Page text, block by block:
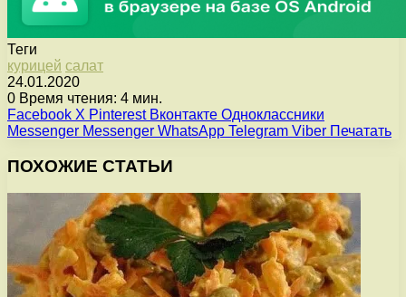
Теги
курицей салат
24.01.2020
0 Время чтения: 4 мин.
Facebook X Pinterest Вконтакте Одноклассники
Messenger Messenger WhatsApp Telegram Viber Печатать
ПОХОЖИЕ СТАТЬИ